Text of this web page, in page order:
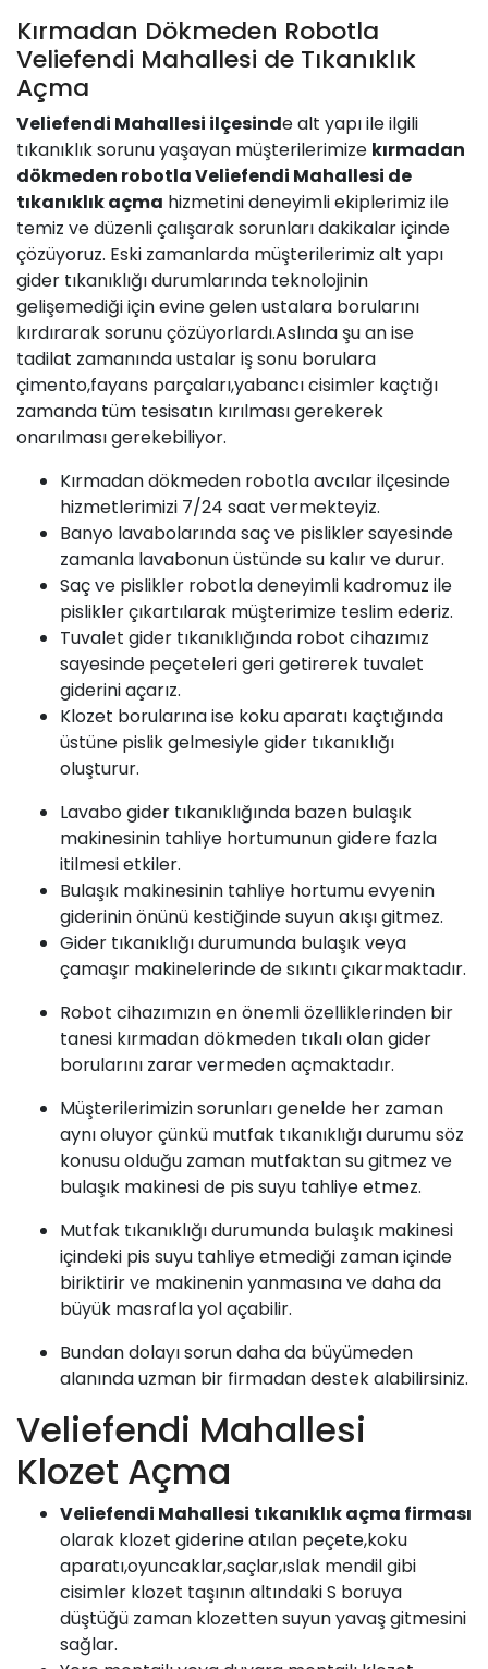
Kırmadan Dökmeden Robotla
Veliefendi Mahallesi de Tıkanıklık
Açma
Veliefendi Mahallesi ilçesinde alt yapı ile ilgili
tıkanıklık sorunu yaşayan müşterilerimize kırmadan
dökmeden robotlaVeliefendi Mahallesi de
tıkanıklık açma hizmetini deneyimli ekiplerimiz ile
temiz ve düzenli çalışarak sorunları dakikalar içinde
çözüyoruz. Eski zamanlarda müşterilerimiz alt yapı
gider tıkanıklığı durumlarında teknolojinin
gelişemediği için evine gelen ustalara borularını
kırdırarak sorunu çözüyorlardı.Aslında şu an ise
tadilat zamanında ustalar iş sonu borulara
çimento,fayans parçaları,yabancı cisimler kaçtığı
zamanda tüm tesisatın kırılması gerekerek
onarılması gerekebiliyor.
Kırmadan dökmeden robotla avcılar ilçesinde
hizmetlerimizi 7/24 saat vermekteyiz.
Banyo lavabolarında saç ve pislikler sayesinde
zamanla lavabonun üstünde su kalır ve durur.
Saç ve pislikler robotla deneyimli kadromuz ile
pislikler çıkartılarak müşterimize teslim ederiz.
Tuvalet gider tıkanıklığında robot cihazımız
sayesinde peçeteleri geri getirerek tuvalet
giderini açarız.
Klozet borularına ise koku aparatı kaçtığında
üstüne pislik gelmesiyle gider tıkanıklığı
oluşturur.
Lavabo gider tıkanıklığında bazen bulaşık
makinesinin tahliye hortumunun gidere fazla
itilmesi etkiler.
Bulaşık makinesinin tahliye hortumu evyenin
giderinin önünü kestiğinde suyun akışı gitmez.
Gider tıkanıklığı durumunda bulaşık veya
çamaşır makinelerinde de sıkıntı çıkarmaktadır.
Robot cihazımızın en önemli özelliklerinden bir
tanesi kırmadan dökmeden tıkalı olan gider
borularını zarar vermeden açmaktadır.
Müşterilerimizin sorunları genelde her zaman
aynı oluyor çünkü mutfak tıkanıklığı durumu söz
konusu olduğu zaman mutfaktan su gitmez ve
bulaşık makinesi de pis suyu tahliye etmez.
Mutfak tıkanıklığı durumunda bulaşık makinesi
içindeki pis suyu tahliye etmediği zaman içinde
biriktirir ve makinenin yanmasına ve daha da
büyük masrafla yol açabilir.
Bundan dolayı sorun daha da büyümeden
alanında uzman bir firmadan destek alabilirsiniz.
Veliefendi Mahallesi
Klozet Açma
Veliefendi Mahallesi tıkanıklık açma firması
olarak klozet giderine atılan peçete,koku
aparatı,oyuncaklar,saçlar,ıslak mendil gibi
cisimler klozet taşının altındaki S boruya
düştüğü zaman klozetten suyun yavaş gitmesini
sağlar.